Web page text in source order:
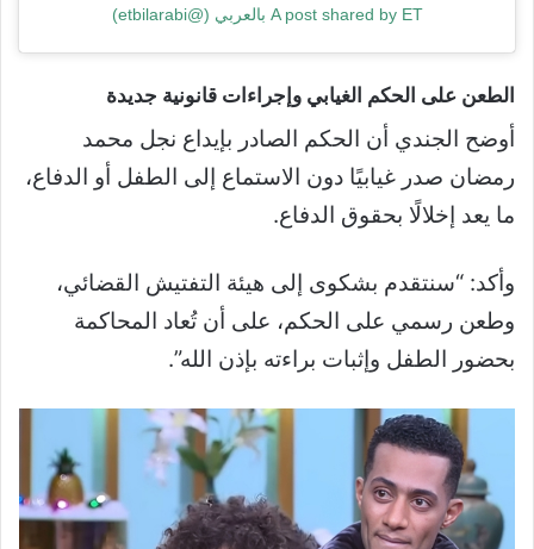
A post shared by ET بالعربي (@etbilarabi)
الطعن على الحكم الغيابي وإجراءات قانونية جديدة
أوضح الجندي أن الحكم الصادر بإيداع نجل محمد
رمضان صدر غيابيًا دون الاستماع إلى الطفل أو الدفاع،
ما يعد إخلالًا بحقوق الدفاع.
وأكد: “سنتقدم بشكوى إلى هيئة التفتيش القضائي،
وطعن رسمي على الحكم، على أن تُعاد المحاكمة
بحضور الطفل وإثبات براءته بإذن الله”.